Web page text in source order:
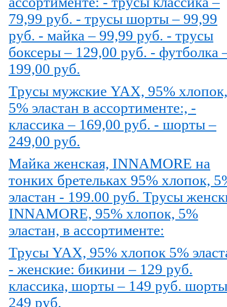
79,99 руб. - трусы шорты – 99,99
руб. - майка – 99,99 руб. - трусы
боксеры – 129,00 руб. - футболка
199,00 руб.
Трусы мужские YAX, 95% хлопок,
5% эластан в ассортименте:, -
классика – 169,00 руб. - шорты –
249,00 руб.
Майка женская, INNAMORE на
тонких бретельках 95% хлопок,
эластан - 199.00 руб. Трусы
INNAMORE, 95% хлопок, 5%
эластан, в ассортименте:
Трусы YAX, 95% хлопок 5%
- женские: бикини – 129 руб.
классика, шорты – 149 руб.
249 руб.